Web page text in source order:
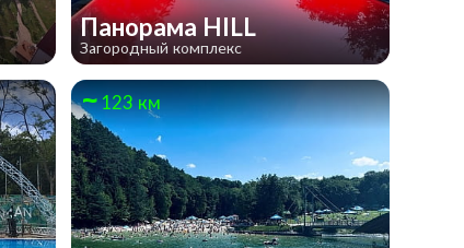
Панорама HILL
Загородный комплекс
123 км